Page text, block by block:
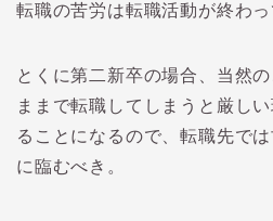
転職の苦労は転職活動が終わっ
とくに第二新卒の場合、当然
ままで転職してしまうと厳し
ることになるので、転職先で
に臨むべき。